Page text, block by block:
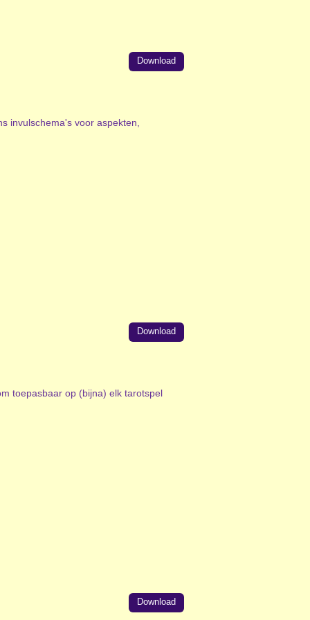
Download
invulschema's voor aspekten,
Download
toepasbaar op (bijna) elk tarotspel
Download